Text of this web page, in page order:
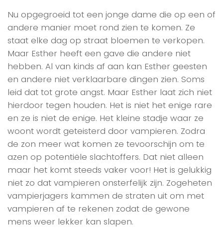
Nu opgegroeid tot een jonge dame die op een of
andere manier moet rond zien te komen. Ze
staat elke dag op straat bloemen te verkopen.
Maar Esther heeft een gave die andere niet
hebben. Al van kinds af aan kan Esther geesten
en andere niet verklaarbare dingen zien. Soms
leid dat tot grote angst. Maar Esther laat zich niet
hierdoor tegen houden. Het is niet het enige rare
en ze is niet de enige. Het kleine stadje waar ze
woont wordt geteisterd door vampieren. Zodra
de zon meer wat komen ze tevoorschijn om te
azen op potentiële slachtoffers. Dat niet alleen
maar het komt steeds vaker voor! Het is gelukkig
niet zo dat vampieren onsterfelijk zijn. Zogeheten
vampierjagers kammen de straten uit om met
vampieren af te rekenen zodat de gewone
mens weer lekker kan slapen.